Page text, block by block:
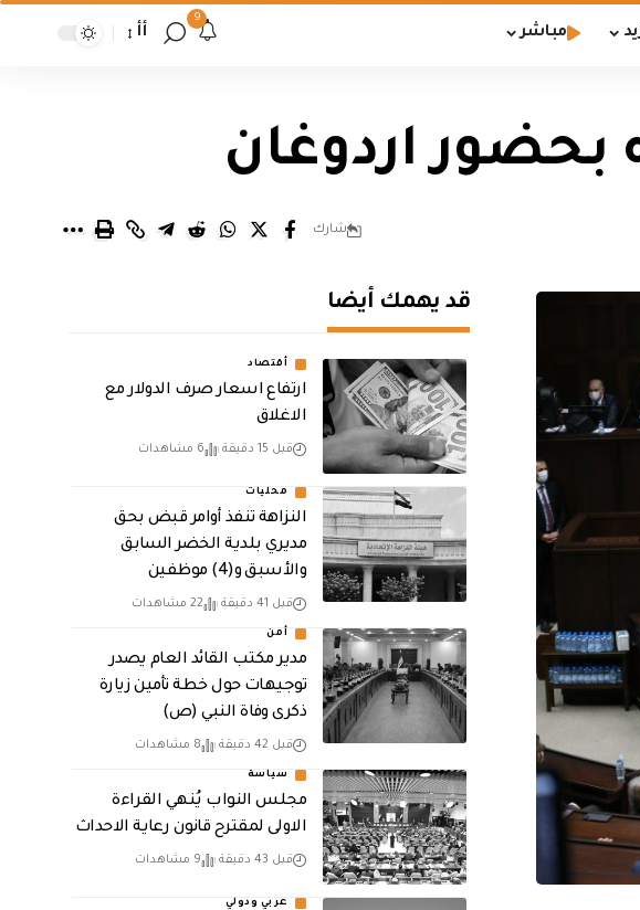
مباشر
9
أأ
بحضور اردوغان
شارك
قد يهمك أيضا
أقتصاد
ارتفاع اسعار صرف الدولار مع
الاغلاق
قبل 15 دقيقة 6 مشاهدات
محليات
النزاهة تنفذ أوامر قبض بحق
مديري بلدية الخضر السابق
والأسبق و(4) موظفين
قبل 41 دقيقة 22 مشاهدات
أمن
مدير مكتب القائد العام يصدر
توجيهات حول خطة تأمين زيارة
ذكرى وفاة النبي (ص)
قبل 42 دقيقة 8 مشاهدات
سياسة
مجلس النواب يُنهي القراءة
الاولى لمقترح قانون رعاية الاحداث
قبل 43 دقيقة 9 مشاهدات
عربي ودولي